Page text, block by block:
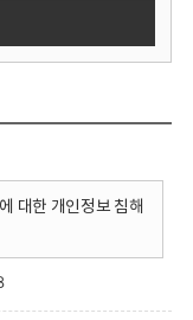
대한 개인정보 침해